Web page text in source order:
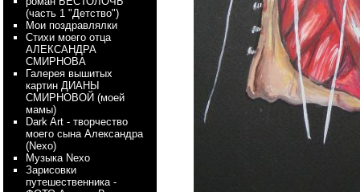
(часть 1 "Детство")
Мои поздравлялки
Стихи моего отца
АЛЕКСАНДРА
СМИРНОВА
Галерея вышитых
картин ДИАНЫ
СМИРНОВОЙ (моей
мамы)
Dark Art - творчество
моего сына Александра
(Nexo)
Myзыка Nexo
Зарисовки
путешественника -